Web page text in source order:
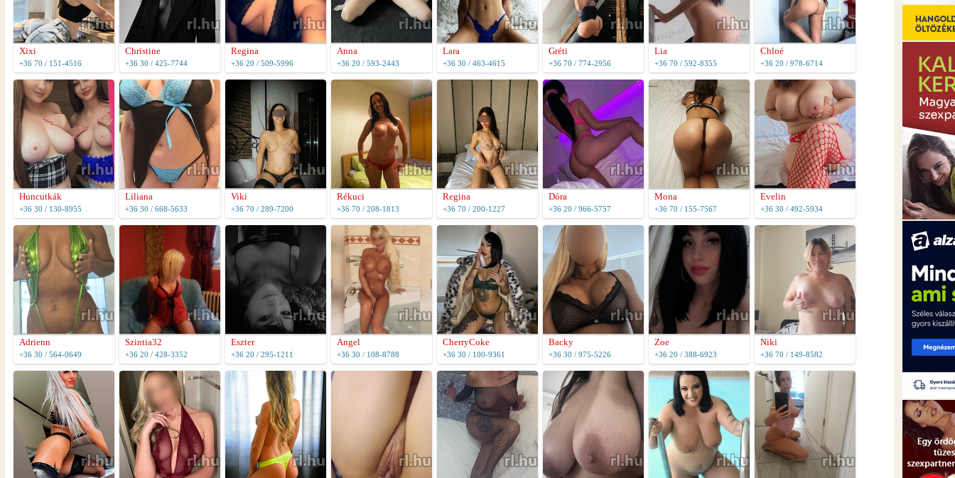
Xixi
+36 70 / 151-4516
Christine
+36 30 / 425-7744
Regina
+36 20 / 509-5996
Anna
+36 20 / 593-2443
Lara
+36 30 / 463-4615
Gréti
+36 70 / 774-2956
Lia
+36 70 / 592-8355
Chloé
+36 20 / 978-6714
Huncutkák
+36 30 / 130-8955
Liliana
+36 30 / 668-5633
Viki
+36 70 / 289-7200
Rékuci
+36 70 / 208-1813
Regina
+36 70 / 200-1227
Dóra
+36 20 / 966-5757
Mona
+36 70 / 155-7567
Evelin
+36 30 / 492-5934
Adrienn
+36 30 / 564-0649
Szintia32
+36 20 / 428-3352
Eszter
+36 20 / 295-1211
Angel
+36 30 / 108-8788
CherryCoke
+36 30 / 100-9361
Backy
+36 30 / 975-5226
Zoe
+36 20 / 388-6923
Niki
+36 70 / 149-8582